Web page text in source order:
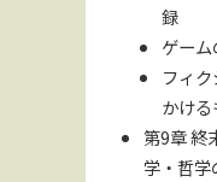
録
ゲー
フィ
かける
第9章
学・哲学